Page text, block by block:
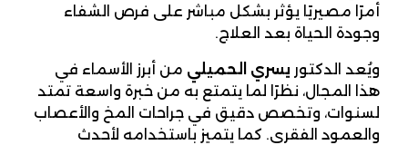
أمرًا مصيريًا يؤثر بشكل مباشر على فرص الشفاء
وجودة الحياة بعد العلاج.
ويُعد الدكتور يسري الحميلي من أبرز الأسماء في
هذا المجال، نظرًا لما يتمتع به من خبرة واسعة تمتد
لسنوات، وتخصص دقيق في جراحات المخ والأعصاب
والعمود الفقري. كما يتميز باستخدامه لأحدث